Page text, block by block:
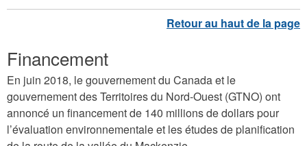
Financement
En juin 2018, le gouvernement du Canada et le
gouvernement des Territoires du Nord-Ouest (GTNO) ont
annoncé un financement de 140 millions de dollars pour
l’évaluation environnementale et les études de planification